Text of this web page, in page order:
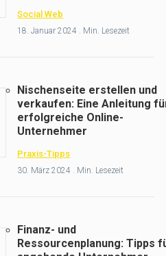
Social Web
18. Januar 2024 . Min. Lesezeit
Nischenseite erstellen und
verkaufen: Eine Anleitung
erfolgreiche Online-
Unternehmer
Praxis-Tipps
30. März 2024 . Min. Lesezeit
Finanz- und
Ressourcenplanung: Tipps